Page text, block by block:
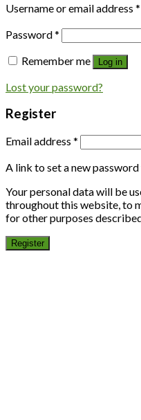
Username or email address *
Password*
Remember me
Log in
Lost your password?
Register
Email address *
A link to set a new
Your personal data will be
throughout this website, to
for other purposes
Register